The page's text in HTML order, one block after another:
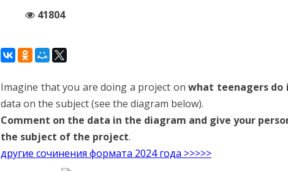
41804
Imagine that you are doing a project on what teenagers
data on the subject (see the diagram below).
Comment on the data in the diagram and give your
the subject of the project.
другие сочинения формата 2024 года >>>>>
Помогу Вам
начального